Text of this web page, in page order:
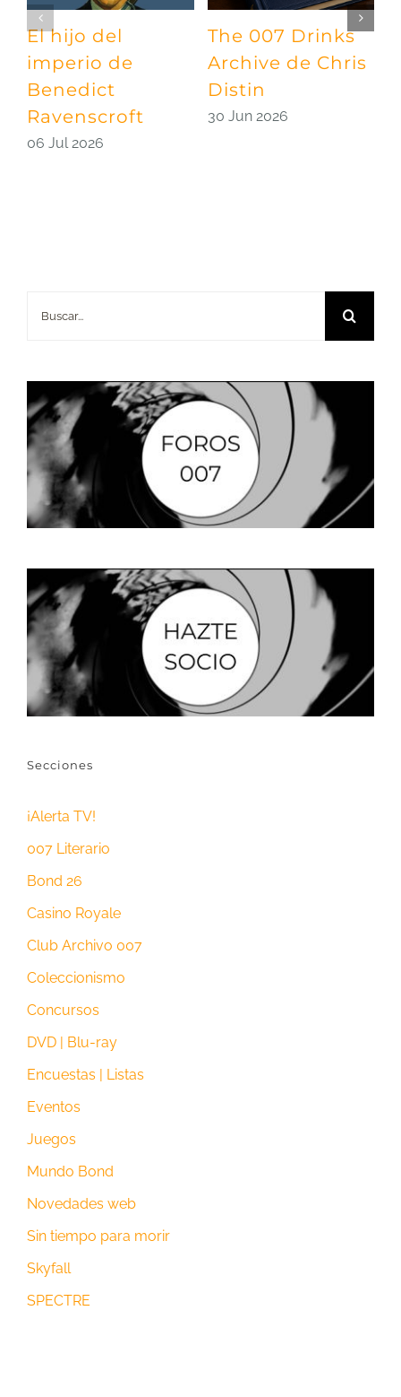
El hijo del
imperio de
Benedict
Ravenscroft
06 Jul 2026
The 007 Drinks
Archive de Chris
Distin
30 Jun 2026
Secciones
¡Alerta TV!
007 Literario
Bond 26
Casino Royale
Club Archivo 007
Coleccionismo
Concursos
DVD | Blu-ray
Encuestas | Listas
Eventos
Juegos
Mundo Bond
Novedades web
Sin tiempo para morir
Skyfall
SPECTRE